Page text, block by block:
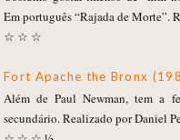
Em português “Rajada de Morte”.
☆ ☆ ☆
Fort Apache the Bronx
Além de Paul Newman, tem a
secundário. Realizado por Daniel